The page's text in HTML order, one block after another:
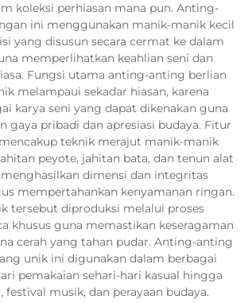
koleksi perhiasan mana pun. Anting-
ini menggunakan manik-manik kecil
yang disusun secara cermat ke dalam
memperlihatkan keahlian seni dan
Fungsi utama anting-anting berlian
melampaui sekadar hiasan, karena
karya seni yang dapat dikenakan guna
gaya pribadi dan apresiasi budaya. Fitur
teknik merajut manik-manik
peyote, jahitan bata, dan tenun alat
dimensi dan integritas
mempertahankan kenyamanan ringan.
tersebut diproduksi melalui proses
khusus guna memastikan keseragaman
cerah yang tahan pudar. Anting-anting
unik ini digunakan dalam berbagai
pemakaian sehari-hari kasual hingga
festival musik, dan perayaan budaya.